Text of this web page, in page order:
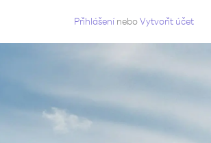
Přihlášení neboVytvořit účet